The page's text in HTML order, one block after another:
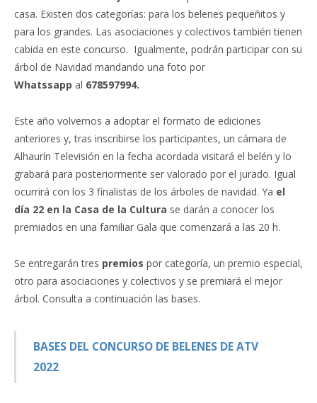
casa. Existen dos categorías: para los belenes pequeñitos y
para los grandes. Las asociaciones y colectivos también tienen
cabida en este concurso. Igualmente, podrán participar con su
árbol de Navidad mandando una foto por
Whatssapp al 678597994.
Este año volvemos a adoptar el formato de ediciones
anteriores y, tras inscribirse los participantes, un cámara de
Alhaurín Televisión en la fecha acordada visitará el belén y lo
grabará para posteriormente ser valorado por el jurado. Igual
ocurrirá con los 3 finalistas de los árboles de navidad. Ya el
día 22 en la Casa de la Cultura se darán a conocer los
premiados en una familiar Gala que comenzará a las 20 h.
Se entregarán tres premios por categoría, un premio especial,
otro para asociaciones y colectivos y se premiará el mejor
árbol. Consulta a continuación las bases.
BASES DEL CONCURSO DE BELENES DE ATV
2022